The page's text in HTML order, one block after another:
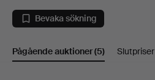
Militaria
på
Bevaka sökning
Pågående auktioner(5) Slutpriser